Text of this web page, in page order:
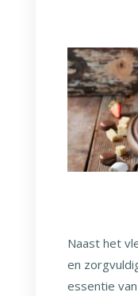
Naast het
en
essentie